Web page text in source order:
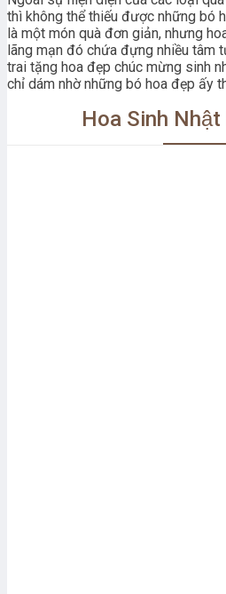
thì không thể thiếu được những bó
là một món quà đơn giản, nhưng
lãng mạn đó chứa đựng nhiều tâm
trai tặng hoa đẹp chúc mừng sinh
chỉ dám nhờ những bó hoa đẹp ấy
Hoa Sinh